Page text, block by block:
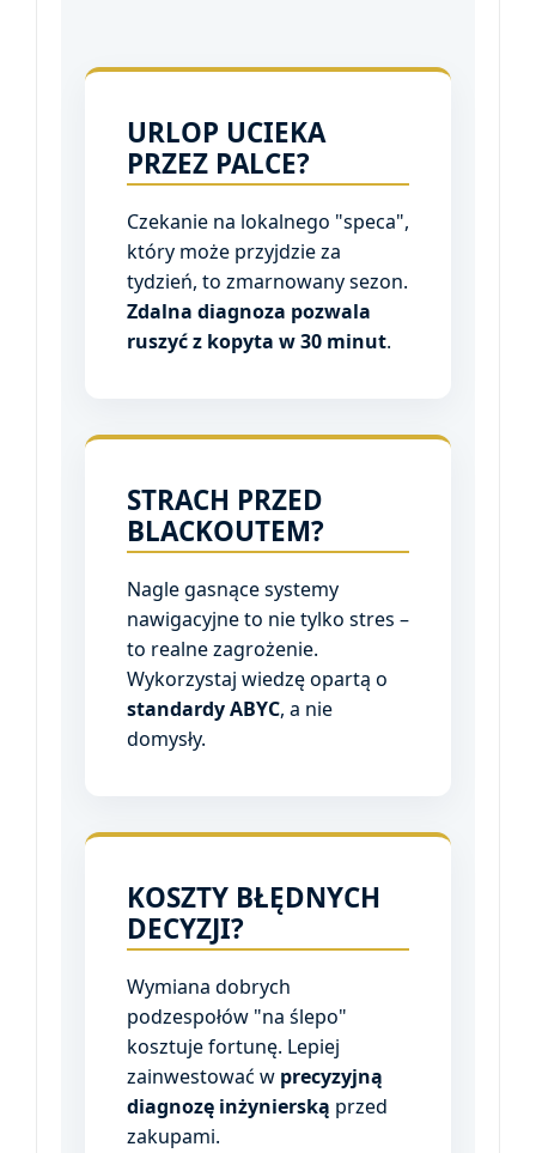
URLOP UCIEKA
PRZEZ PALCE?
Czekanie na lokalnego "speca",
który może przyjdzie za
tydzień, to zmarnowany sezon.
Zdalna diagnoza pozwala
ruszyć z kopyta w 30 minut.
STRACH PRZED
BLACKOUTEM?
Nagle gasnące systemy
nawigacyjne to nie tylko stres –
to realne zagrożenie.
Wykorzystaj wiedzę opartą o
standardy ABYC, a nie
domysły.
KOSZTY BŁĘDNYCH
DECYZJI?
Wymiana dobrych
podzespołów "na ślepo"
kosztuje fortunę. Lepiej
zainwestować w precyzyjną
diagnozę inżynierską przed
zakupami.